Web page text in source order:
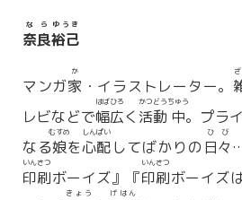
奈良
なら
裕己
ゆうき
マンガ家
か
・イラストレーター。
レビなどで幅広
はばひろ
く 活動
かつどう
中
ちゅう
。プラ
なる娘
むすめ
を心配
しんぱい
してばかりの日々
ひび
印刷
いんさつ
ボーイズ』『印刷
いんさつ
ボーイズ
きょう げはん